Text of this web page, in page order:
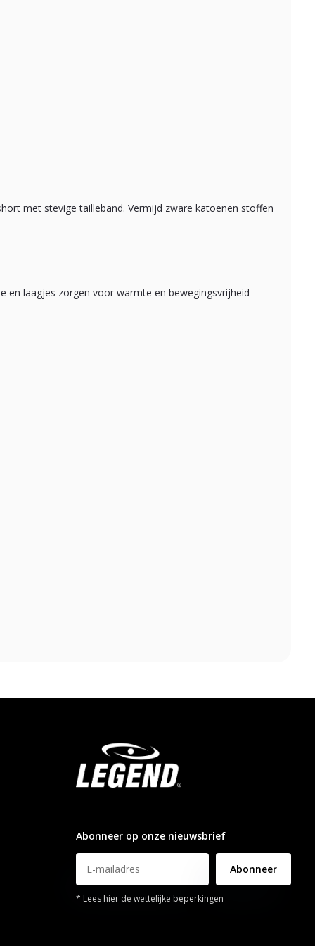
met stevige tailleband. Vermijd zware katoenen stoffen
en laagjes zorgen voor warmte en bewegingsvrijheid
Abonneer op onze nieuwsbrief
Abonneer
* Lees hier de wettelijke beperkingen